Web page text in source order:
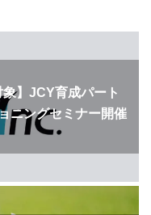
】JCY育成パート
ニングセミナー開催